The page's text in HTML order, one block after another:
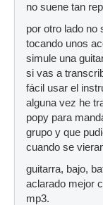
no suene tan
por otro lado no
tocando unos
simule una
si vas a
fácil usar el
alguna vez he
popy para
grupo y que
cuando se
guitarra, bajo,
aclarado mejor
mp3.